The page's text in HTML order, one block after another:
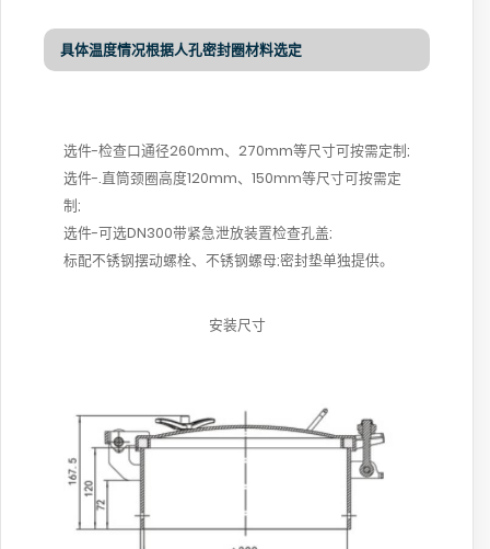
具体温度情况根据人孔密封圈材料选定
选件-检查口通径260mm、270mm等尺寸可按需定制;
选件-.直筒颈圈高度120mm、150mm等尺寸可按需定
制;
选件-可选DN300带紧急泄放装置检查孔盖;
标配不锈钢摆动螺栓、不锈钢螺母;密封垫单独提供。
安装尺寸